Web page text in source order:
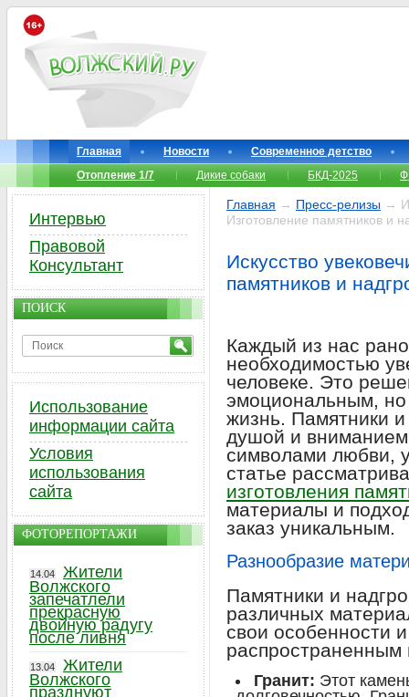
Главная Новости
Современное детство
Отопление 1/7
Дикие собаки БКД-2025
Главная → Пресс-релизы →
Изготовление памятников и
Искусство
памятников и
Каждый из нас
необходимостью
человеке. Это
эмоциональным, но
жизнь. Памятники
душой и вниманием
символами любви,
статье
изготовления
материалы и
заказ уникальным.
Разнообразие
Памятники и
различных
свои особенности
распространенным
Гранит: Этот
Интервью
Правовой
Консультант
ПОИСК
Использование
информации сайта
Условия
использования
сайта
ФОТОРЕПОРТАЖИ
14.04
Жители
Волжского
запечатлели
прекрасную
двойную радугу
после ливня
13.04
Жители
Волжского
празднуют